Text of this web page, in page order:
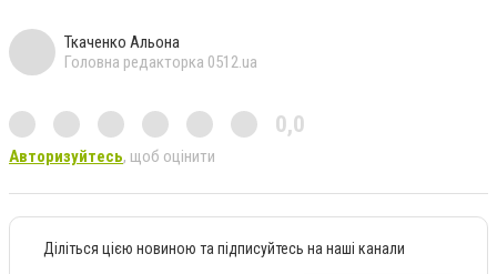
Ткаченко Альона
Головна редакторка 0512.ua
0,0
Авторизуйтесь, щоб оцінити
Діліться цією новиною та підписуйтесь на наші канали